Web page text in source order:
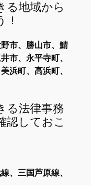
る地域から
市、勝山市、鯖
市、永平寺町、
浜町、高浜町、
る法律事務
認しておこ
、三国芦原線、